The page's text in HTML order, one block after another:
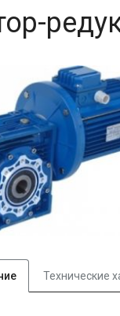
Технические